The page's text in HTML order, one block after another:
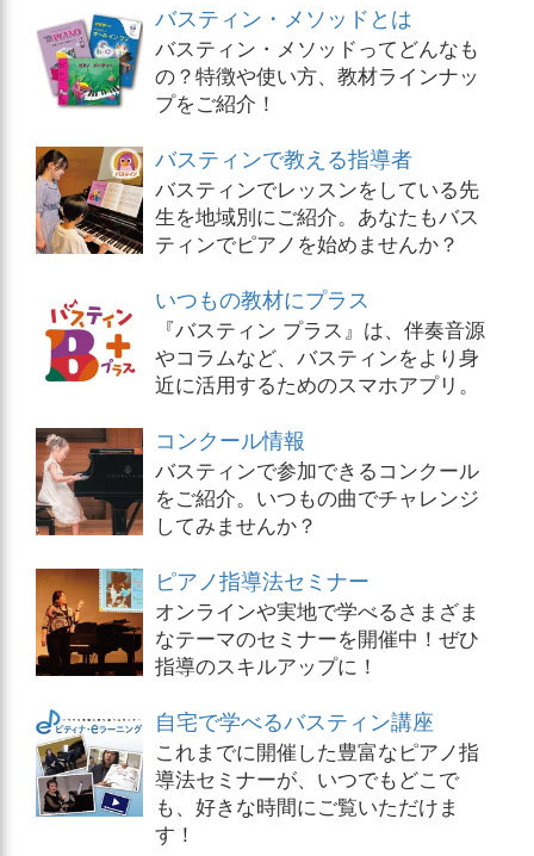
バスティン・メソッドとは
バスティン・メソッドってどんなも
の？特徴や使い方、教材ラインナッ
プをご紹介！
バスティンで教える指導者
バスティンでレッスンをしている先
生を地域別にご紹介。あなたもバス
ティンでピアノを始めませんか？
いつもの教材にプラス
『バスティン プラス』は、伴奏音源
やコラムなど、バスティンをより身
近に活用するためのスマホアプリ。
コンクール情報
バスティンで参加できるコンクール
をご紹介。いつもの曲でチャレンジ
してみませんか？
ピアノ指導法セミナー
オンラインや実地で学べるさまざま
なテーマのセミナーを開催中！ぜひ
指導のスキルアップに！
自宅で学べるバスティン講座
これまでに開催した豊富なピアノ指
導法セミナーが、いつでもどこで
も、好きな時間にご覧いただけま
す！